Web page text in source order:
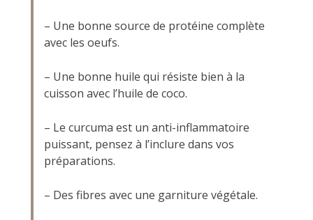
– Une bonne source de protéine complète
avec les oeufs.
– Une bonne huile qui résiste bien à la
cuisson avec l’huile de coco.
– Le curcuma est un anti-inflammatoire
puissant, pensez à l’inclure dans vos
préparations.
– Des fibres avec une garniture végétale.